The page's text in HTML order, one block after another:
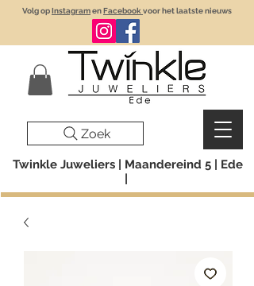
Twinkle Juweliers | Maandereind 5 | Ede
Volg opInstagramenFacebook voor het laatste nieuws
Zoek